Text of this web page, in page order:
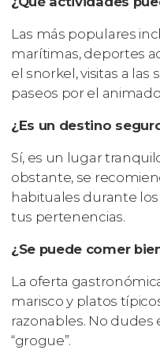
Las más populares
marítimas, deportes
el snorkel, visitas a las
paseos por el
¿Es un destino
Sí, es un lugar
obstante, se
habituales durante
tus pertenencias.
¿Se puede comer
La oferta
marisco y platos
razonables. No dudes
“grogue”.